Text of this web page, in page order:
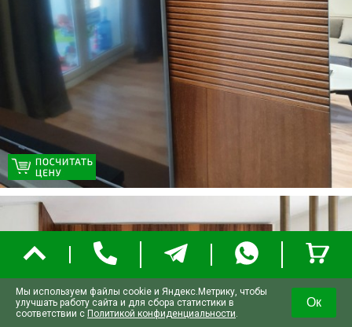
Мы используем файлы cookie и Яндекс.Метрику, чтобы
улучшать работу сайта и для сбора статистики в
соответствии с Политикой конфиденциальности.
Ок